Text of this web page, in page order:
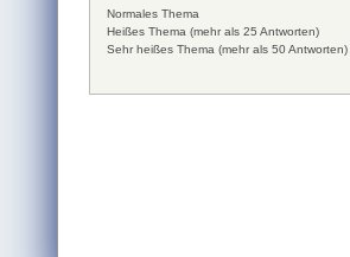
Normales Thema
Heißes Thema (mehr als 25 Antworten)
Sehr heißes Thema (mehr als 50 Antworten)